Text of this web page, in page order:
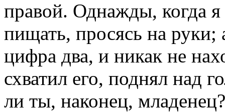
правой. Однажды, когда
пищать, просясь на руки;
цифра два, и никак не
схватил его, поднял над
ли ты, наконец,